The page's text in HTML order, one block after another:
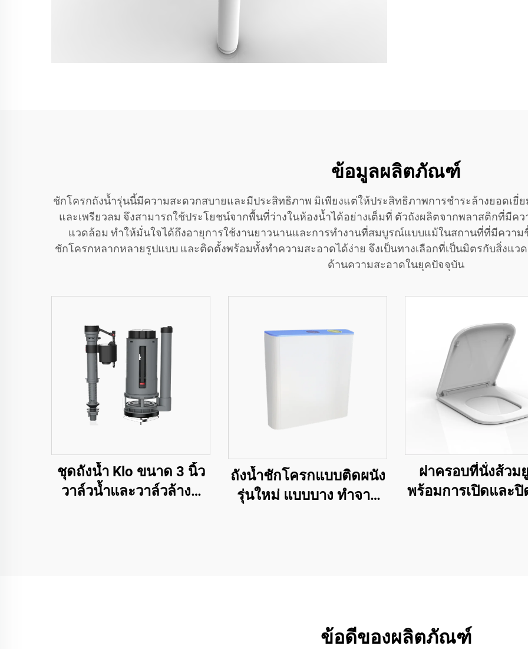
ข้อมูลผลิตภัณฑ์
ชักโครกถังน้ำรุ่นนี้มีความสะดวกสบายและมีประสิทธิภาพ มิเพียงแต่ให้ประสิทธิภาพการชำระล้างยอดเยี่
และเพรียวลม จึงสามารถใช้ประโยชน์จากพื้นที่ว่างในห้องน้ำได้อย่างเต็มที่ ตัวถังผลิตจากพลาสติกที่มีค
แวดล้อม ทำให้มั่นใจได้ถึงอายุการใช้งานยาวนานและการทำงานที่สมบูรณ์แบบแม้ในสถานที่ที่มีควา
ชักโครกหลากหลายรูปแบบ และติดตั้งพร้อมทั้งทำความสะอาดได้ง่าย จึงเป็นทางเลือกที่เป็นมิตรกับสิ่งแว
ด้านความสะอาดในยุคปัจจุบัน
ชุดถังน้ำ Klo ขนาด 3 นิ้ว
วาล์วน้ำและวาล์วล้างคู่
ถังน้ำชักโครกแบบติดผนัง
รุ่นใหม่ แบบบาง ทำจาก
ฝาครอบที่นั่งส้วม
พร้อมการเปิดและปิ
ข้อดีของผลิตภัณฑ์